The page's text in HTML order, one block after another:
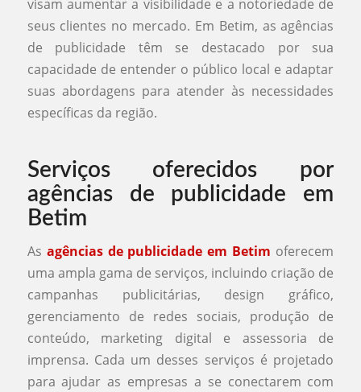
visam aumentar a visibilidade e a notoriedade de
seus clientes no mercado. Em Betim, as agências
de publicidade têm se destacado por sua
capacidade de entender o público local e adaptar
suas abordagens para atender às necessidades
específicas da região.
Serviços oferecidos por
agências de publicidade em
Betim
As agências de publicidade em Betim oferecem
uma ampla gama de serviços, incluindo criação de
campanhas publicitárias, design gráfico,
gerenciamento de redes sociais, produção de
conteúdo, marketing digital e assessoria de
imprensa. Cada um desses serviços é projetado
para ajudar as empresas a se conectarem com